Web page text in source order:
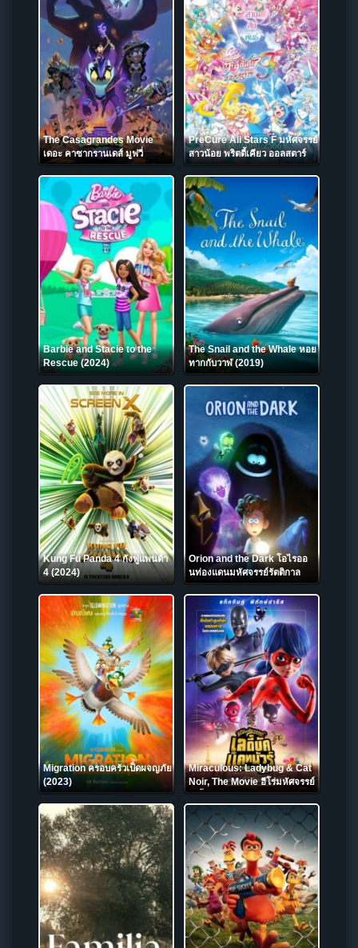
The Casagrandes Movie
เดอะ คาซากรานเดส์ มูฟวี่
(2024) NETFLIX
PreCure All Stars F มหัศจรรย์
สาวน้อย พริตตี้เคียว ออลสตาร์
Barbie and Stacie to the
Rescue (2024)
The Snail and the Whale หอย
ทากกับวาฬ (2019)
Kung Fu Panda 4 กังฟูแพนด้า
4 (2024)
Orion and the Dark โอไรออ
นท่องแดนมหัศจรรย์รัตติกาล
(2024) NETFLIX
Migration ครอบครัวเป็ดผจญภัย
(2023)
Miraculous: Ladybug & Cat
Noir, The Movie ฮีโร่มหัศจรรย์
เลดี้บัก และ แคทนัวร์ (2023)